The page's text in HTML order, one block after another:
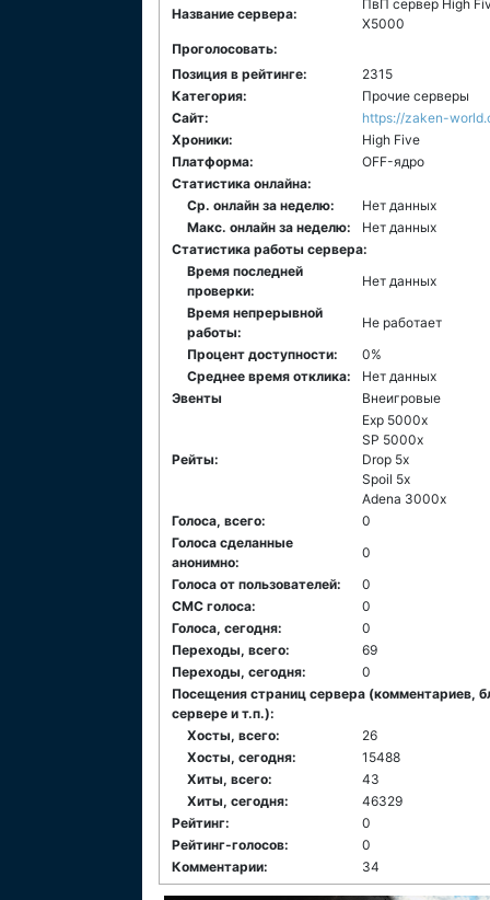
Название сервера:
ПвП сервер High
X5000
Проголосовать:
Позиция в рейтинге:
2315
Категория:
Прочие серверы
Сайт:
https://zaken-
Хроники:
High Five
Платформа:
ОFF-ядро
Статистика онлайна:
Ср. онлайн за неделю:
Нет данных
Макс. онлайн за неделю:
Нет данных
Статистика работы сервера:
Время последней
проверки:
Нет данных
Время непрерывной
работы:
Не работает
Процент доступности:
0%
Среднее время отклика:
Нет данных
Эвенты
Внеигровые
Рейты:
Exp 5000x
SP 5000x
Drop 5x
Spoil 5x
Adena 3000x
Голоса, всего:
0
Голоса сделанные
анонимно:
0
Голоса от пользователей:
0
СМС голоса:
0
Голоса, сегодня:
0
Переходы, всего:
69
Переходы, сегодня:
0
Посещения страниц сервера (комментариев,
сервере и т.п.):
Хосты, всего:
26
Хосты, сегодня:
15488
Хиты, всего:
43
Хиты, сегодня:
46329
Рейтинг:
0
Рейтинг-голосов:
0
Комментарии:
34